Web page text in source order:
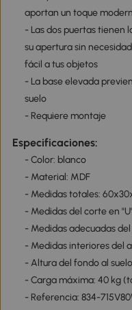
aportan un toque
- Las dos puertas tienen
su apertura sin
fácil a tus objetos
- La base elevada
suelo
- Requiere montaje
Especificaciones:
- Color: blanco
- Material: MDF
- Medidas totales:
- Medidas del corte en
- Medidas adecuadas
- Medidas interiores del
- Altura del fondo al
- Carga máxima: 40 kg
- Referencia: 834-